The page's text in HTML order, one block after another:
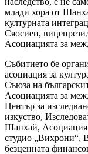
млади хора от
културната
Сяосиен,
Асоциацията за
Събитието бе
асоциация за
Съюза на
Асоциацията за
Център за
изкуство,
Шанхай, Асоциация
студио „Вихрони“,
безценната